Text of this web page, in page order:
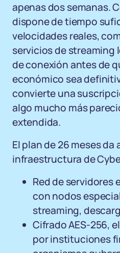
apenas dos semanas.
dispone de tiempo
velocidades reales,
servicios de streaming
de conexión antes de
económico sea
convierte una
algo mucho más
extendida.
El plan de 26 meses
infraestructura de
Red de servidores
con nodos
streaming,
Cifrado AES-256,
por instituciones